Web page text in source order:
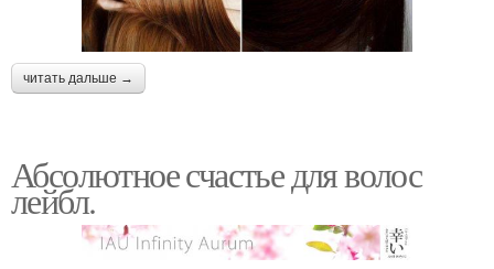
читать дальше →
Абсолютное счастье для волос
лейбл.